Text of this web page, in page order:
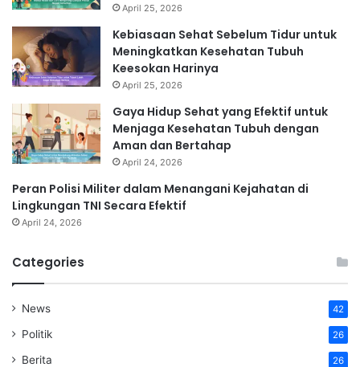
April 25, 2026
Kebiasaan Sehat Sebelum Tidur untuk
Meningkatkan Kesehatan Tubuh
Keesokan Harinya
April 25, 2026
Gaya Hidup Sehat yang Efektif untuk
Menjaga Kesehatan Tubuh dengan
Aman dan Bertahap
April 24, 2026
Peran Polisi Militer dalam Menangani Kejahatan di
Lingkungan TNI Secara Efektif
April 24, 2026
Categories
News 42
Politik 26
Berita 26